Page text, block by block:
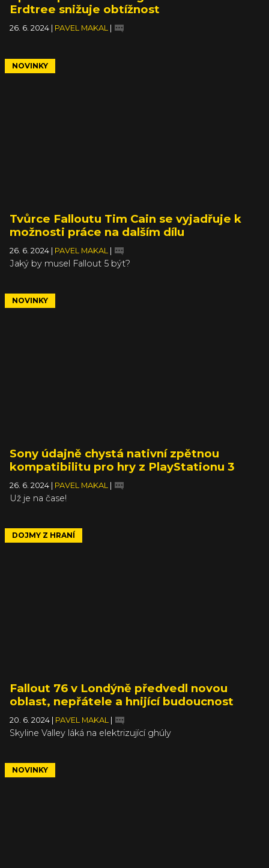
Erdtree snižuje obtížnost
26. 6. 2024 | PAVEL MAKAL |
NOVINKY
Tvůrce Falloutu Tim Cain se vyjadřuje k
možnosti práce na dalším dílu
26. 6. 2024 | PAVEL MAKAL |
Jaký by musel Fallout 5 být?
NOVINKY
Sony údajně chystá nativní zpětnou
kompatibilitu pro hry z PlayStationu 3
26. 6. 2024 | PAVEL MAKAL |
Už je na čase!
DOJMY Z HRANÍ
Fallout 76 v Londýně předvedl novou
oblast, nepřátele a hnijící budoucnost
20. 6. 2024 | PAVEL MAKAL |
Skyline Valley láká na elektrizující ghúly
NOVINKY